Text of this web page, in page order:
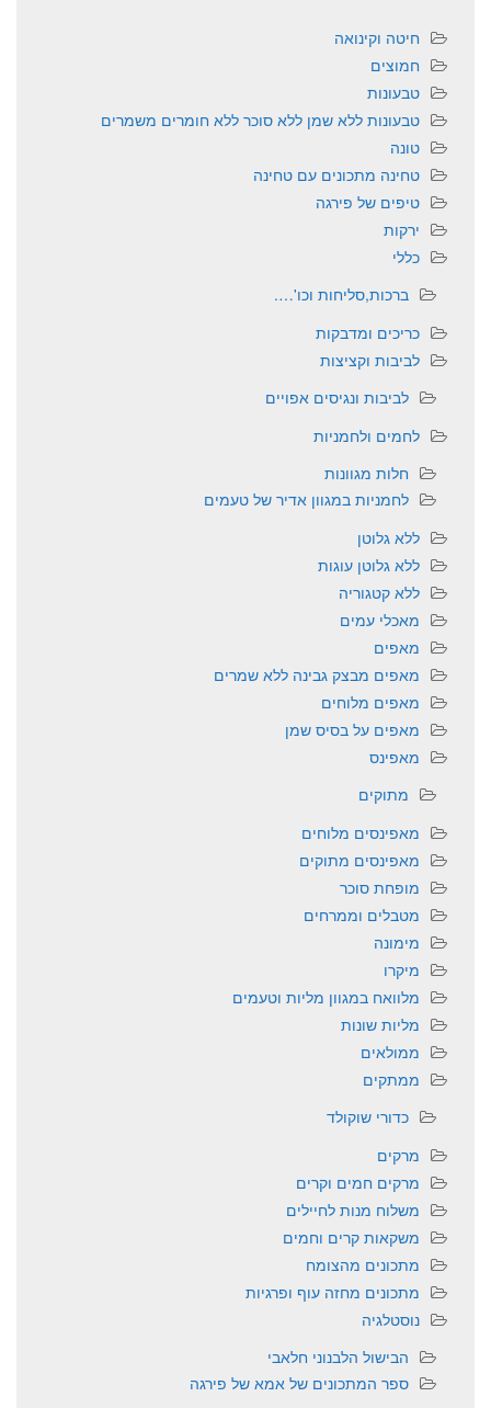
חיטה וקינואה
חמוצים
טבעונות
טבעונות ללא שמן ללא סוכר ללא חומרים משמרים
טונה
טחינה מתכונים עם טחינה
טיפים של פירגה
ירקות
כללי
ברכות,סליחות וכו'….
כריכים ומדבקות
לביבות וקציצות
לביבות ונגיסים אפויים
לחמים ולחמניות
חלות מגוונות
לחמניות במגוון אדיר של טעמים
ללא גלוטן
ללא גלוטן עוגות
ללא קטגוריה
מאכלי עמים
מאפים
מאפים מבצק גבינה ללא שמרים
מאפים מלוחים
מאפים על בסיס שמן
מאפינס
מתוקים
מאפינסים מלוחים
מאפינסים מתוקים
מופחת סוכר
מטבלים וממרחים
מימונה
מיקרו
מלוואח במגוון מליות וטעמים
מליות שונות
ממולאים
ממתקים
כדורי שוקולד
מרקים
מרקים חמים וקרים
משלוח מנות לחיילים
משקאות קרים וחמים
מתכונים מהצומח
מתכונים מחזה עוף ופרגיות
נוסטלגיה
הבישול הלבנוני חלאבי
ספר המתכונים של אמא של פירגה